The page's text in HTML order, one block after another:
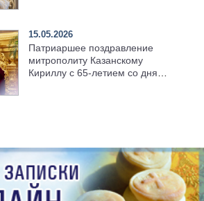
15.05.2026
Патриаршее поздравление
митрополиту Казанскому
Кириллу с 65-летием со дня